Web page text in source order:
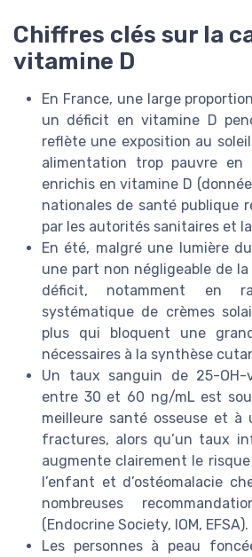
Chiffres clés sur la
vitamine D
En France, une large
un déficit en vitamine D
reflète une exposition au
alimentation trop pauvre en
enrichis en vitamine D
nationales de santé publique
par les autorités sanitaires et la
En été, malgré une lumière
une part non négligeable de
déficit, notamment en
systématique de crèmes
plus qui bloquent une
nécessaires à la synthèse
Un taux sanguin de 25-OH-
entre 30 et 60 ng/mL est
meilleure santé osseuse et
fractures, alors qu’un taux
augmente clairement le
l’enfant et d’ostéomalacie
nombreuses
(Endocrine Society, IOM, EFSA).
Les personnes à peau